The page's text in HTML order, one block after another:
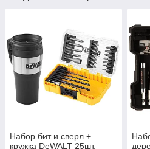
Набор бит и сверл +
кружка DeWALT 25шт.